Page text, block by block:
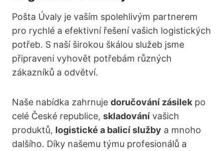
Pošta Úvaly je vaším spolehlivým partnerem
pro rychlé a efektivní řešení vašich logistických
potřeb. S naší širokou škálou služeb jsme
připraveni vyhovět potřebám různých
zákazníků a odvětví.
Naše nabídka zahrnuje doručování zásilek po
celé České republice, skladování vašich
produktů, logistické a balicí služby a mnoho
dalšího. Díky našemu týmu profesionálů a